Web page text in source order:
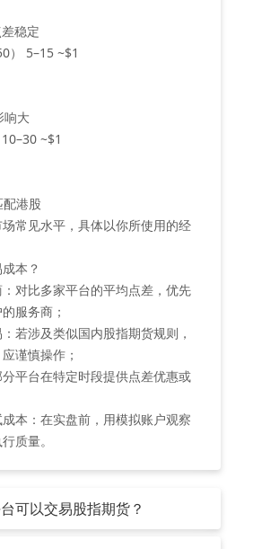
稳定
） 5–15 ~$1
响大
~$1
港股
常见水平，具体以你所使用的经
本？
对比多家平台的平均点差，优先
服务商；
若涉及类似国内股指期货规则，
谨慎操作；
平台在特定时段提供点差优惠或
本‌：在实盘前，用模拟账户观察
质量。
可以交易股指期货？